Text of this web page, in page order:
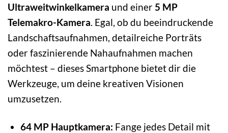
Ultraweitwinkelkamera und einer 5 MP
Telemakro-Kamera. Egal, ob du beeindruckende
Landschaftsaufnahmen, detailreiche Porträts
oder faszinierende Nahaufnahmen machen
möchtest – dieses Smartphone bietet dir die
Werkzeuge, um deine kreativen Visionen
umzusetzen.
64 MP Hauptkamera: Fange jedes Detail mit